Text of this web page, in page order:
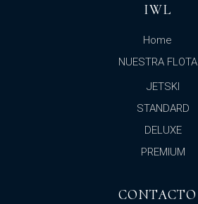
IWL
Home
NUESTRA FLOTA
JETSKI
STANDARD
DELUXE
PREMIUM
CONTACTO